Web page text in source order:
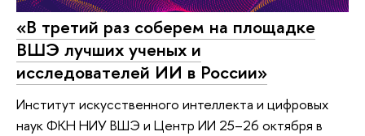
«В третий раз соберем на площадке
ВШЭ лучших ученых и
исследователей ИИ в России»
Институт искусственного интеллекта и цифровых
наук ФКН НИУ ВШЭ и Центр ИИ 25–26 октября в